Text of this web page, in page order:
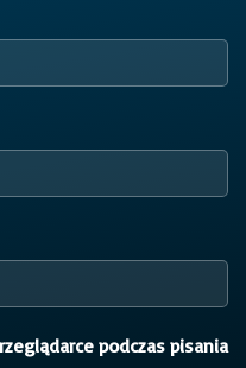
podczas pisania